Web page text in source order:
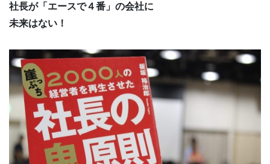
社長が「エースで４番」の会社に
未来はない！